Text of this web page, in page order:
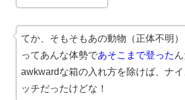
てか、そもそもあの動物（正体不明
ってあんな体勢であそこまで登った
awkwardな箱の入れ方を除けば、ナイ
ッチだったけどな！